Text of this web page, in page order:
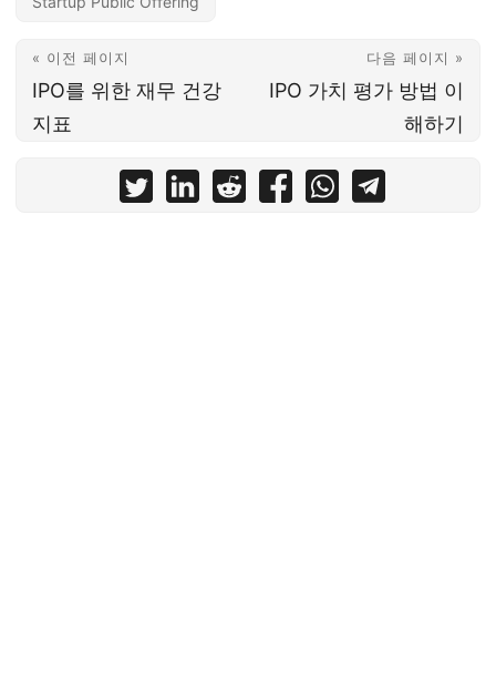
« 이전 페이지
IPO를 위한 재무 건강
지표
다음 페이지 »
IPO 가치 평가 방법 이
해하기